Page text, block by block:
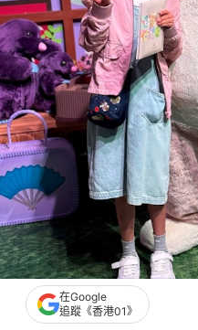
在Google
追蹤《香港01》